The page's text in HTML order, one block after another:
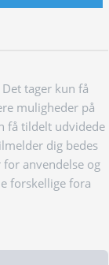
tager kun få
muligheder på
få tildelt udvidede
dig bedes
anvendelse og
forskellige fora